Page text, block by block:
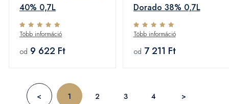
40% 0,7L
Több információ
od 9 622 Ft
Dorado 38% 0,7L
Több információ
od 7 211 Ft
< 1 2 3 4 >